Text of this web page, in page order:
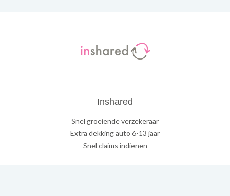
Inshared
Snel groeiende verzekeraar
Extra dekking auto 6-13 jaar
Snel claims indienen